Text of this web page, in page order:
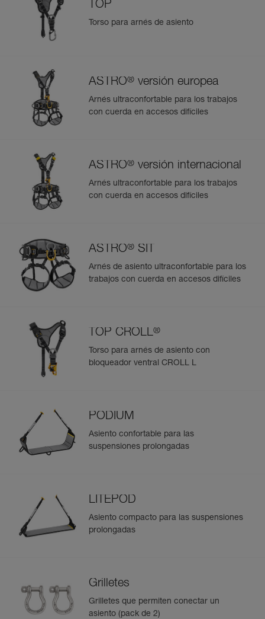
TOP
Torso para arnés de asiento
ASTRO® versión europea
Arnés ultraconfortable para los trabajos
con cuerda en accesos difíciles
ASTRO® versión internacional
Arnés ultraconfortable para los trabajos
con cuerda en accesos difíciles
ASTRO® SIT
Arnés de asiento ultraconfortable para los
trabajos con cuerda en accesos difíciles
TOP CROLL®
Torso para arnés de asiento con
bloqueador ventral CROLL L
PODIUM
Asiento confortable para las
suspensiones prolongadas
LITEPOD
Asiento compacto para las suspensiones
prolongadas
Grilletes
Grilletes que permiten conectar un
asiento (pack de 2)